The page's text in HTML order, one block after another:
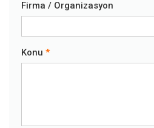
Firma / Organizasyon
Konu